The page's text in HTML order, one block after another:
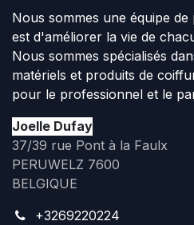
Nous sommes une équipe
est d'améliorer la vie de
Nous sommes spécialisés
matériels et produits de
pour le professionnel et le
Joelle Dufay
37/39 rue Pont à la Faulx
PERUWELZ 7600
BELGIQUE
+3269220224